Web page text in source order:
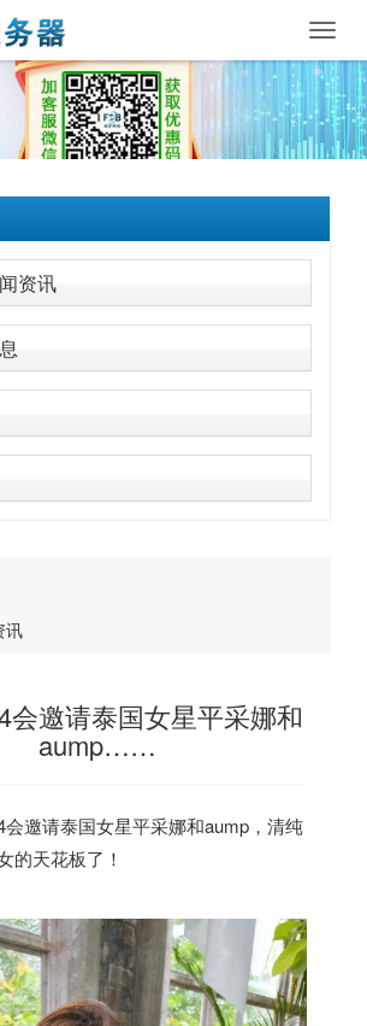
资讯
讯
会邀请泰国女星平采娜和
aump……
会邀请泰国女星平采娜和aump，清纯
的天花板了！